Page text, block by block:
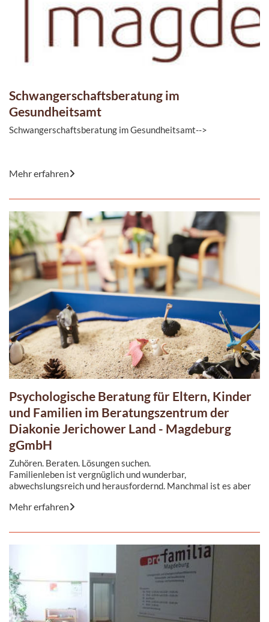
Schwangerschaftsberatung im
Gesundheitsamt
Schwangerschaftsberatung im Gesundheitsamt-->
Schwangerschaft erwarten, aber sind auch ...
Mehr erfahren
Psychologische Beratung für Eltern, Kinder
und Familien im Beratungszentrum der
Diakonie Jerichower Land - Magdeburg
gGmbH
Zuhören. Beraten. Lösungen suchen.
Familienleben ist vergnüglich und wunderbar,
abwechslungsreich und herausfordernd. Manchmal ist es aber
Mehr erfahren